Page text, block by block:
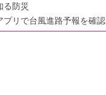
る防災
プリで台風進路予報を確認